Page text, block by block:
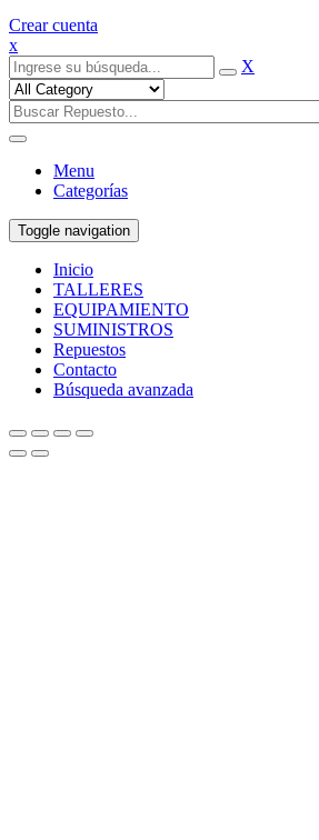
Crear cuenta
x
X
Menu
Categorías
Toggle navigation
Inicio
TALLERES
EQUIPAMIENTO
SUMINISTROS
Repuestos
Contacto
Búsqueda avanzada